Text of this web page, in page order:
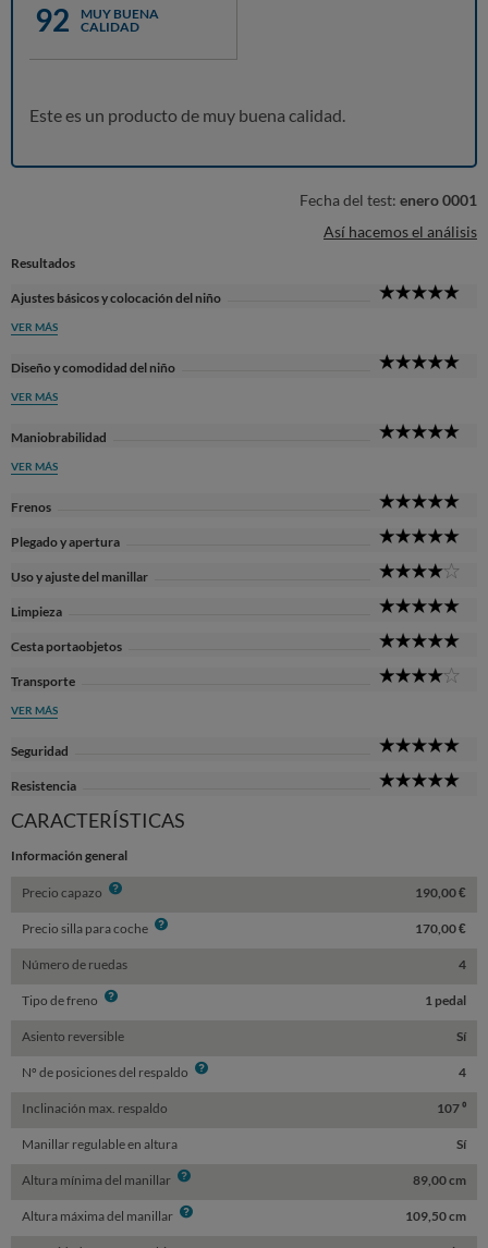
92
MUY BUENA
CALIDAD
Este es un producto de muy buena calidad.
Fecha del test: enero 0001
Así hacemos el análisis
Resultados
Ajustes básicos y colocación del niño
VER MÁS
Diseño y comodidad del niño
VER MÁS
Maniobrabilidad
VER MÁS
Frenos
Plegado y apertura
Uso y ajuste del manillar
Limpieza
Cesta portaobjetos
Transporte
VER MÁS
Seguridad
Resistencia
CARACTERÍSTICAS
Información general
Precio capazo Info 190,00 €
Precio silla para coche Info 170,00 €
Número de ruedas 4
Tipo de freno Info 1 pedal
Asiento reversible Sí
Nº de posiciones del respaldo Info 4
Inclinación max. respaldo 107 ⁰
Manillar regulable en altura Sí
Altura mínima del manillar Info 89,00 cm
Altura máxima del manillar Info 109,50 cm